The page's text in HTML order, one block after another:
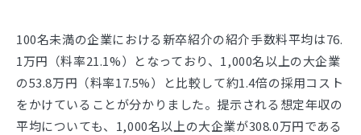
100名未満の企業における新卒紹介の紹介手数料平均は76.
1万円（料率21.1%）となっており、1,000名以上の大企業
の53.8万円（料率17.5%）と比較して約1.4倍の採用コスト
をかけていることが分かりました。提示される想定年収の
平均についても、1,000名以上の大企業が308.0万円である